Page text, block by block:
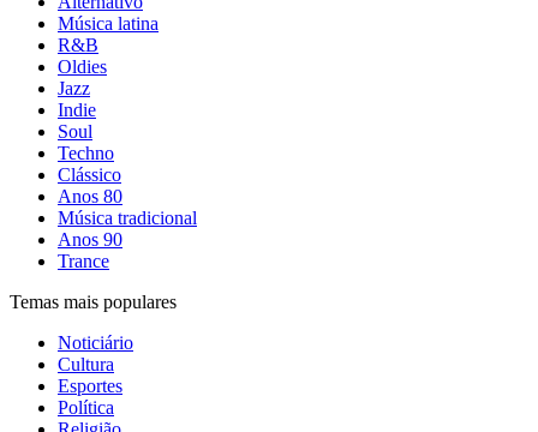
Música latina
R&B
Oldies
Jazz
Indie
Soul
Techno
Clássico
Anos 80
Música tradicional
Anos 90
Trance
Temas mais populares
Noticiário
Cultura
Esportes
Política